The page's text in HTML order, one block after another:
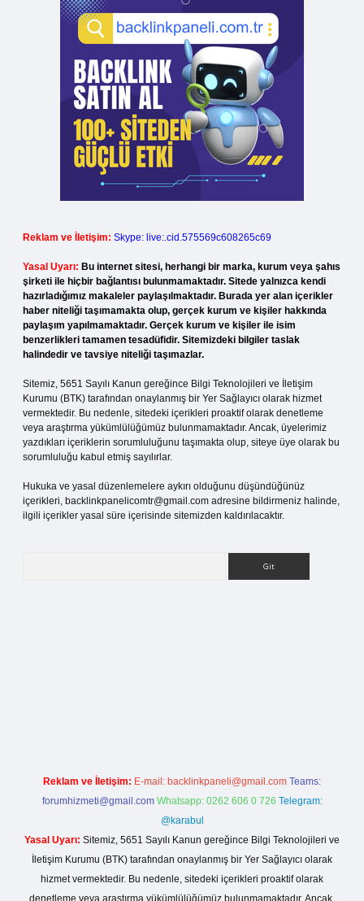
Reklam ve İletişim: Skype: live:.cid.575569c608265c69
Yasal Uyarı: Bu internet sitesi, herhangi bir marka, kurum veya şahıs
şirketi ile hiçbir bağlantısı bulunmamaktadır. Sitede yalnızca kendi
hazırladığımız makaleler paylaşılmaktadır. Burada yer alan içerikler
haber niteliği taşımamakta olup, gerçek kurum ve kişiler hakkında
paylaşım yapılmamaktadır. Gerçek kurum ve kişiler ile isim
benzerlikleri tamamen tesadüfidir. Sitemizdeki bilgiler taslak
halindedir ve tavsiye niteliği taşımazlar.
Sitemiz, 5651 Sayılı Kanun gereğince Bilgi Teknolojileri ve İletişim
Kurumu (BTK) tarafından onaylanmış bir Yer Sağlayıcı olarak hizmet
vermektedir. Bu nedenle, sitedeki içerikleri proaktif olarak denetleme
veya araştırma yükümlülüğümüz bulunmamaktadır. Ancak, üyelerimiz
yazdıkları içeriklerin sorumluluğunu taşımakta olup, siteye üye olarak bu
sorumluluğu kabul etmiş sayılırlar.
Hukuka ve yasal düzenlemelere aykırı olduğunu düşündüğünüz
içerikleri, backlinkpanelicomtr@gmail.com adresine bildirmeniz halinde,
ilgili içerikler yasal süre içerisinde sitemizden kaldırılacaktır.
Reklam ve İletişim: E-mail: backlinkpaneli@gmail.com Teams:
forumhizmeti@gmail.com Whatsapp: 0262 606 0 726 Telegram:
@karabul
Yasal Uyarı: Sitemiz, 5651 Sayılı Kanun gereğince Bilgi Teknolojileri ve
İletişim Kurumu (BTK) tarafından onaylanmış bir Yer Sağlayıcı olarak
hizmet vermektedir. Bu nedenle, sitedeki içerikleri proaktif olarak
denetleme veya araştırma yükümlülüğümüz bulunmamaktadır. Ancak,